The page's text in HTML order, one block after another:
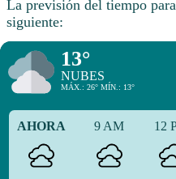
La previsión del tiempo
siguiente:
13°
NUBES
MÁX.: 26° MÍN.: 13°
AHORA 9 AM 12